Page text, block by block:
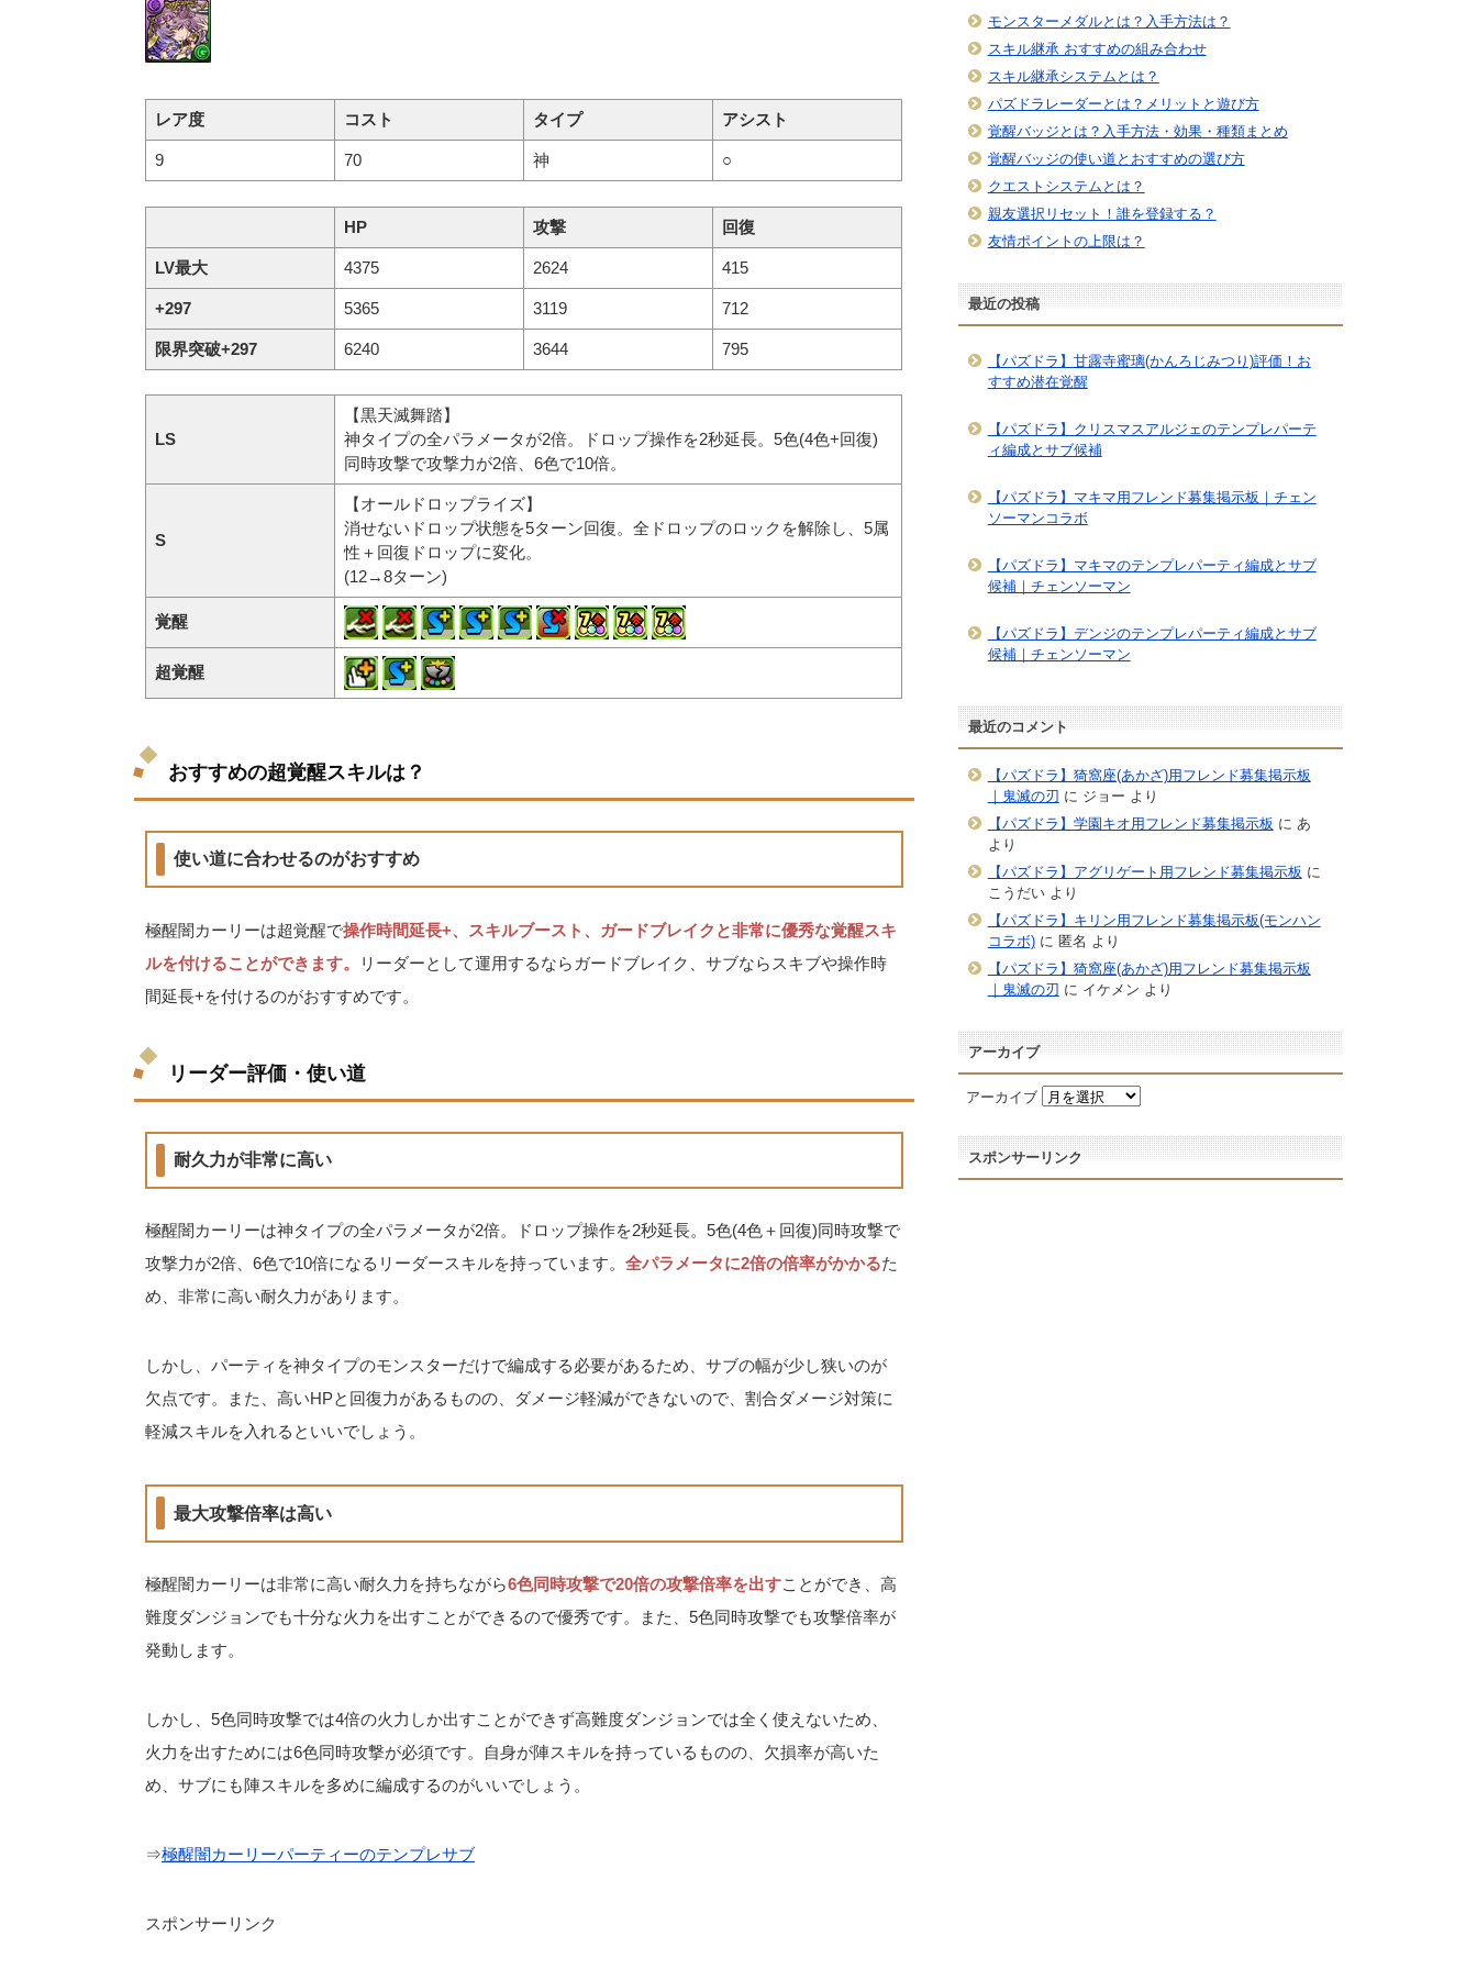
レア度 コスト タイプ アシスト
9 70 神 ○
HP 攻撃 回復
LV最大 4375 2624 415
+297 5365 3119 712
限界突破+297 6240 3644 795
LS
【黒天滅舞踏】
神タイプの全パラメータが2倍。ドロップ操作を2秒延長。5色(4色+回復)
同時攻撃で攻撃力が2倍、6色で10倍。
S
【オールドロップライズ】
消せないドロップ状態を5ターン回復。全ドロップのロックを解除し、5属
性＋回復ドロップに変化。
(12→8ターン)
覚醒
超覚醒
おすすめの超覚醒スキルは？
使い道に合わせるのがおすすめ
極醒闇カーリーは超覚醒で操作時間延長+、スキルブースト、ガードブレイクと非常に優秀な覚醒スキ
ルを付けることができます。
リーダーとして運用するならガードブレイク、サブならスキブや操作時
間延長+を付けるのがおすすめです。
リーダー評価・使い道
耐久力が非常に高い
極醒闇カーリーは神タイプの全パラメータが2倍。ドロップ操作を2秒延長。5色(4色＋回復)同時攻撃で
攻撃力が2倍、6色で10倍になるリーダースキルを持っています。 全パラメータに2倍の倍率がかかるた
め、非常に高い耐久力があります。
しかし、パーティを神タイプのモンスターだけで編成する必要があるため、サブの幅が少し狭いのが
欠点です。また、高いHPと回復力があるものの、ダメージ軽減ができないので、割合ダメージ対策に
軽減スキルを入れるといいでしょう。
最大攻撃倍率は高い
極醒闇カーリーは非常に高い耐久力を持ちながら6色同時攻撃で20倍の攻撃倍率を出すことができ、高
難度ダンジョンでも十分な火力を出すことができるので優秀です。また、5色同時攻撃でも攻撃倍率が
発動します。
しかし、5色同時攻撃では4倍の火力しか出すことができず高難度ダンジョンでは全く使えないため、
火力を出すためには6色同時攻撃が必須です。自身が陣スキルを持っているものの、欠損率が高いた
め、サブにも陣スキルを多めに編成するのがいいでしょう。
⇒極醒闇カーリーパーティーのテンプレサブ
スポンサーリンク
モンスターメダルとは？入手方法は？
スキル継承 おすすめの組み合わせ
スキル継承システムとは？
パズドラレーダーとは？メリットと遊び方
覚醒バッジとは？入手方法・効果・種類まとめ
覚醒バッジの使い道とおすすめの選び方
クエストシステムとは？
親友選択リセット！誰を登録する？
友情ポイントの上限は？
最近の投稿
【パズドラ】甘露寺蜜璃(かんろじみつり)評価！お
すすめ潜在覚醒
【パズドラ】クリスマスアルジェのテンプレパーテ
ィ編成とサブ候補
【パズドラ】マキマ用フレンド募集掲示板｜チェン
ソーマンコラボ
【パズドラ】マキマのテンプレパーティ編成とサブ
候補｜チェンソーマン
【パズドラ】デンジのテンプレパーティ編成とサブ
候補｜チェンソーマン
最近のコメント
【パズドラ】猗窩座(あかざ)用フレンド募集掲示板
｜鬼滅の刃 に ジョー より
【パズドラ】学園キオ用フレンド募集掲示板 に あ
より
【パズドラ】アグリゲート用フレンド募集掲示板 に
こうだいより
【パズドラ】キリン用フレンド募集掲示板(モンハン
コラボ)に 匿名 より
【パズドラ】猗窩座(あかざ)用フレンド募集掲示板
｜鬼滅の刃 に イケメン より
アーカイブ
アーカイブ
スポンサーリンク